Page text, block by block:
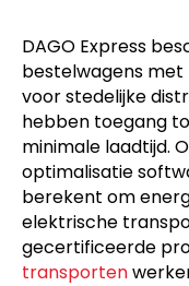
DAGO Express
bestelwagens met
voor stedelijke
hebben toegang
minimale laadtijd.
optimalisatie
berekent om
elektrische
gecertificeerde
transporten